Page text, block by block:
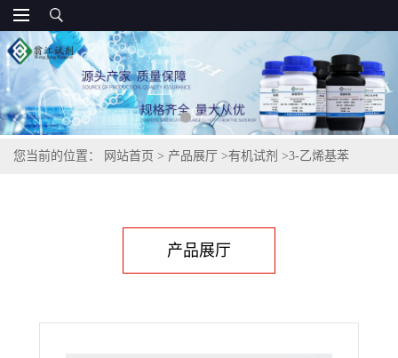
您当前的位置： 网站首页 > 产品展厅 >有机试剂 >3-乙烯基苯
产品展厅